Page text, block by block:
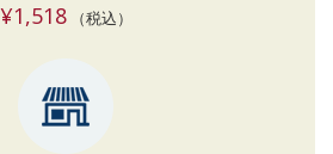
¥1,518（税込）